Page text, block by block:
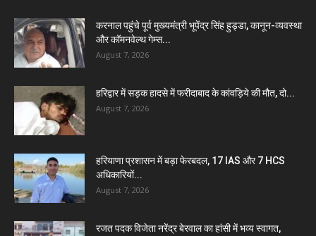
करनाल पहुंचे पूर्व मुख्यमंत्री भूपेंद्र सिंह हुड्डा, कानून-व्यवस्था
और कॉमनवेल्थ गेम्स...
August 7, 2026
हरिद्वार में सड़क हादसे में फरीदाबाद के कांवड़िये की मौत, दो...
August 7, 2026
हरियाणा प्रशासन में बड़ा फेरबदल, 17 IAS और 7 HCS
अधिकारियों...
August 7, 2026
रजत पदक विजेता नरेंद्र बेरवाल का हांसी में भव्य स्वागत,